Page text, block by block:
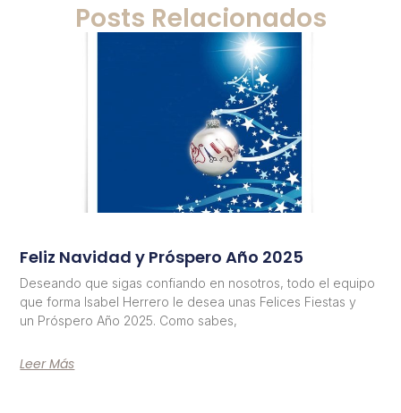
Posts Relacionados
Feliz Navidad y Próspero Año 2025
Deseando que sigas confiando en nosotros, todo el equipo
que forma Isabel Herrero le desea unas Felices Fiestas y
un Próspero Año 2025. Como sabes,
Leer Más